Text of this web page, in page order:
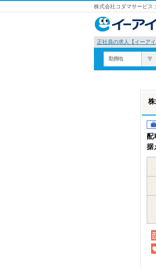
株式会社コダマサービス
正社員の求人【イーア
勤務地
正
配
据